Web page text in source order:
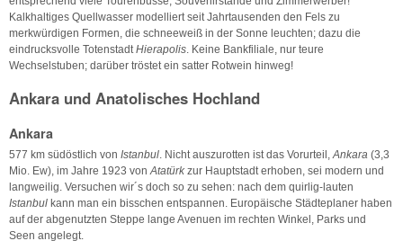
Kalkhaltiges Quellwasser modelliert seit Jahrtausenden den Fels zu
merkwürdigen Formen, die schneeweiß in der Sonne leuchten; dazu die
eindrucksvolle TotenstadtHierapolis. Keine Bankfiliale, nur teure
Wechselstuben; darüber tröstet ein satter Rotwein hinweg!
Ankara und Anatolisches Hochland
Ankara
577 km südöstlich von Istanbul . Nicht auszurotten ist das Vorurteil, Ankara (3,3
Mio. Ew), im Jahre 1923 von Atatürk zur Hauptstadt erhoben, sei modern und
langweilig. Versuchen wir´s doch so zu sehen: nach dem quirlig-lauten
Istanbul kann man ein bisschen entspannen. Europäische Städteplaner haben
auf der abgenutzten Steppe lange Avenuen im rechten Winkel, Parks und
Seen angelegt.